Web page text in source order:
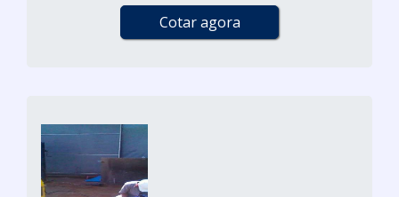
Cotar agora